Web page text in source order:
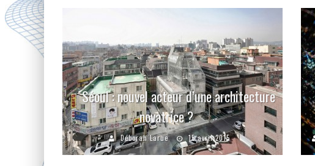
Séoul : nouvel acteur d’une architecture
novatrice ?
Déborah Larue 15 avril 2015